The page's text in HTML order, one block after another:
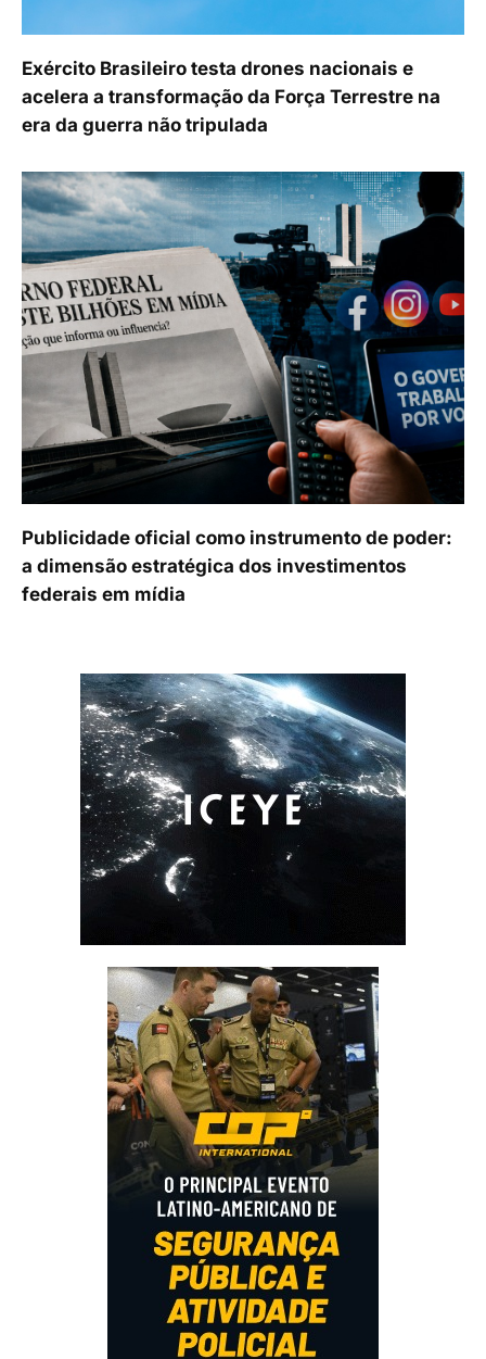
Exército Brasileiro testa drones nacionais e
acelera a transformação da Força Terrestre na
era da guerra não tripulada
Publicidade oficial como instrumento de poder:
a dimensão estratégica dos investimentos
federais em mídia